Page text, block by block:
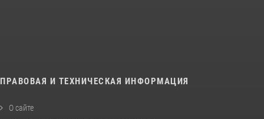
ПРАВОВАЯ И ТЕХНИЧЕСКАЯ ИНФОРМАЦИЯ
О сайте